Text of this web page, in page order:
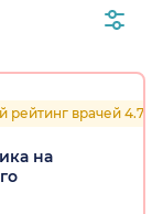
рейтинг врачей 4.7
на